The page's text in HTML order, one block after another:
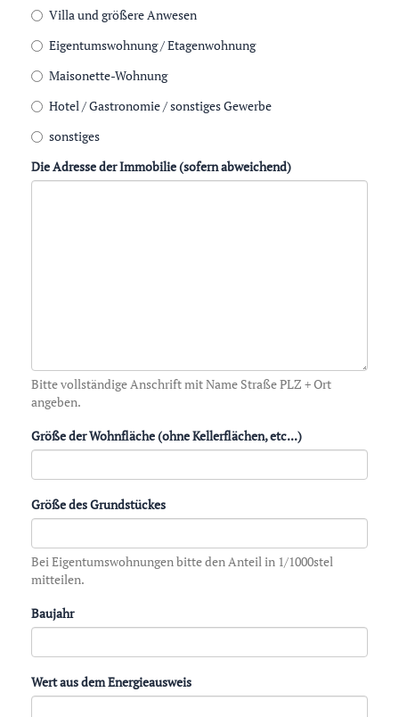
Villa und größere Anwesen
Eigentumswohnung / Etagenwohnung
Maisonette-Wohnung
Hotel / Gastronomie / sonstiges Gewerbe
sonstiges
Die Adresse der Immobilie (sofern abweichend)
Bitte vollständige Anschrift mit Name Straße PLZ + Ort
angeben.
Größe der Wohnfläche (ohne Kellerflächen, etc...)
Größe des Grundstückes
Bei Eigentumswohnungen bitte den Anteil in 1/1000stel
mitteilen.
Baujahr
Wert aus dem Energieausweis